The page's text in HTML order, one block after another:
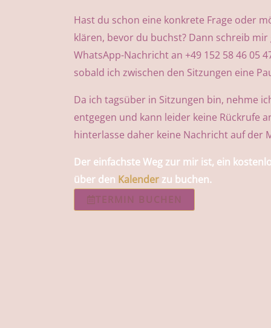
Hast du schon eine konkrete Frage oder
klären, bevor du buchst? Dann schreib mir
WhatsApp-Nachricht an +49 152 58 46 05
sobald ich zwischen den Sitzungen eine
Da ich tagsüber in Sitzungen bin, nehme
entgegen und kann leider keine Rückrufe
hinterlasse daher keine Nachricht auf der
Der einfachste Weg zur mir ist, ein
über den Kalender zu buchen.
TERMIN BUCHEN